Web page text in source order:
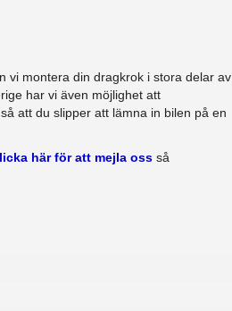
vi montera din dragkrok i stora delar av
har vi även möjlighet att
att du slipper att lämna in bilen på en
här för att mejla oss så